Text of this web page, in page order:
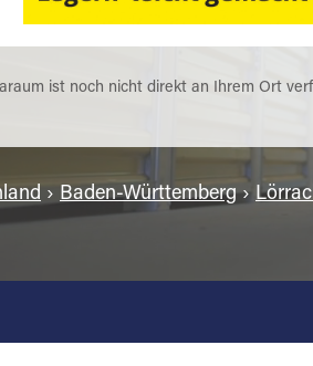
ist noch nicht direkt an Ihrem Ort
› Baden-Württemberg›